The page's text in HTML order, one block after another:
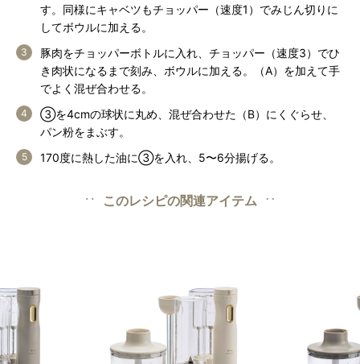
す。同様にキャベツもチョッパー（速度1）でみじん切りに
してボウルに加える。
豚肉をチョッパーボトルに入れ、チョッパー（速度3）でひ
き肉状になるまで刻み、ボウルに加える。（A）を加えて手
でよく混ぜ合わせる。
③を4cmの球状に丸め、混ぜ合わせた（B）にくぐらせ、
パン粉をまぶす。
170度に熱した油に③を入れ、5〜6分揚げる。
このレシピの関連アイテム